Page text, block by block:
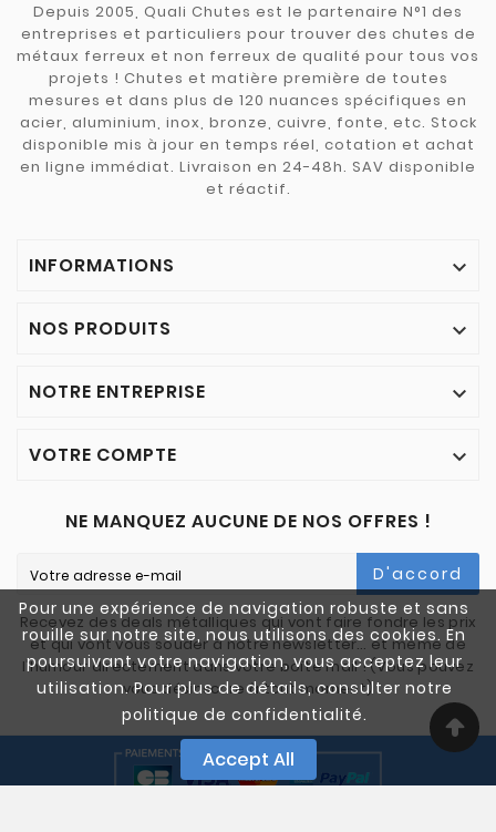
Pour une expérience de navigation robuste et sans
rouille sur notre site, nous utilisons des cookies. En
poursuivant votre navigation, vous acceptez leur
utilisation. Pour plus de détails, consulter notre
politique de confidentialité.
Accept All
Depuis 2005, Quali Chutes est le partenaire N°1 des
entreprises et particuliers pour trouver des chutes de
métaux ferreux et non ferreux de qualité pour tous vos
projets ! Chutes et matière première de toutes
mesures et dans plus de 120 nuances spécifiques en
acier, aluminium, inox, bronze, cuivre, fonte, etc. Stock
disponible mis à jour en temps réel, cotation et achat
en ligne immédiat. Livraison en 24-48h. SAV disponible
et réactif.
INFORMATIONS 
NOS PRODUITS 
NOTRE ENTREPRISE 
VOTRE COMPTE 
NE MANQUEZ AUCUNE DE NOS OFFRES !
D'accord
Recevez des deals métalliques qui vont faire fondre les prix
et qui vont vous souder à notre newsletter… et même de
l'humour directement dans votre boîte mail ! (Vous pouvez
vous désinscrire à tout moment)